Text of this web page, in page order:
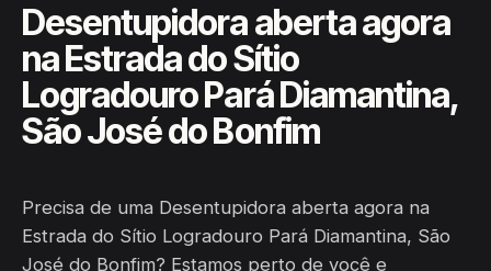
Desentupidora aberta agora
na Estrada do Sítio
Logradouro Pará Diamantina,
São José do Bonfim
Precisa de uma Desentupidora aberta agora na
Estrada do Sítio Logradouro Pará Diamantina, São
José do Bonfim? Estamos perto de você e